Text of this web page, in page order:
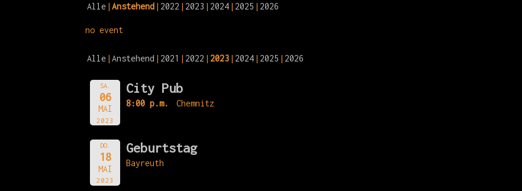
Alle Anstehend 2022 2023 2024 2025 2026
no event
Alle Anstehend 2021 2022 2023 2024 2025 2026
SA.
06
MAI
2023
City Pub
8:00 p.m. Chemnitz
DO.
18
MAI
2023
Geburtstag
Bayreuth